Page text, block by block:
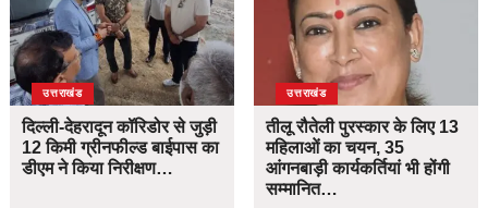
उत्तराखंड
दिल्ली-देहरादून कॉरिडोर से जुड़ी
12 किमी ग्रीनफील्ड बाईपास का
डीएम ने किया निरीक्षण…
उत्तराखंड
तीलू रौतेली पुरस्कार के लिए 13
महिलाओं का चयन, 35
आंगनबाड़ी कार्यकर्तियां भी होंगी
सम्मानित…